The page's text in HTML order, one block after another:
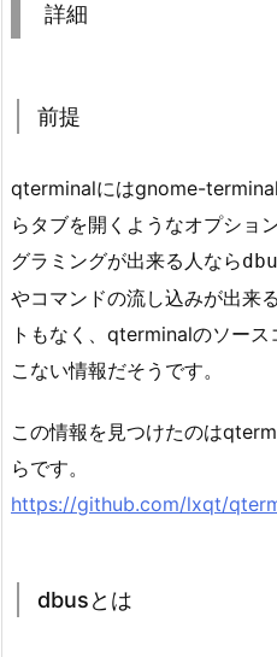
っ
る
ま
と
め
詳細
前提
qterminalにはgnome-
らタブを開くようなオプショ
グラミングが出来る人なら
やコマンドの流し込みが出来
トもなく、qterminalのソー
こない情報だそうです。
この情報を見つけたのは
らです。
https://github.com/lxqt/
dbusとは